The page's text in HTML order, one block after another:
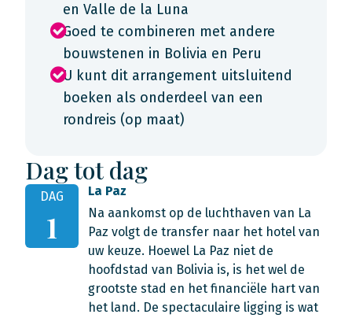
en Valle de la Luna
Goed te combineren met andere
bouwstenen in Bolivia en Peru
U kunt dit arrangement uitsluitend
boeken als onderdeel van een
rondreis (op maat)
Dag tot dag
DAG
1
La Paz
Na aankomst op de luchthaven van La
Paz volgt de transfer naar het hotel van
uw keuze. Hoewel La Paz niet de
hoofdstad van Bolivia is, is het wel de
grootste stad en het financiële hart van
het land. De spectaculaire ligging is wat